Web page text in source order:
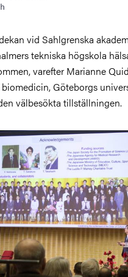
vid Sahlgrenska
tekniska högskola
varefter Marianne
Göteborgs
välbesökta tillställningen.